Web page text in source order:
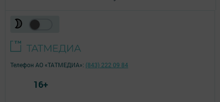
Телефон АО «ТАТМЕДИА»: (843) 222 09 84
16+